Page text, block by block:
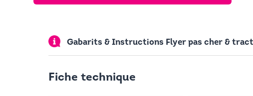
Gabarits & Instructions Flyer pas cher &
Fiche technique